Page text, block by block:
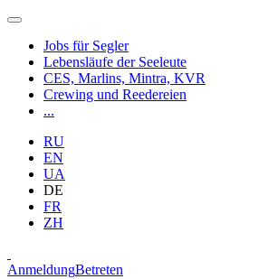
Jobs für Segler
Lebensläufe der Seeleute
CES, Marlins, Mintra, KVR
Crewing und Reedereien
...
RU
EN
UA
DE
FR
ZH
AnmeldungBetreten